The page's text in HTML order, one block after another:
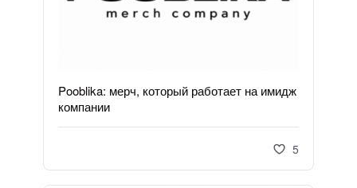
Pooblika: мерч, который работает на имидж
компании
5